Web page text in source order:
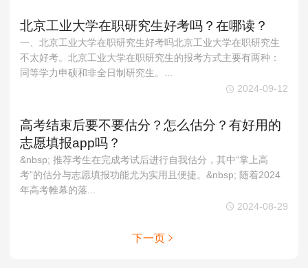
北京工业大学在职研究生好考吗？在哪读？
一、北京工业大学在职研究生好考吗北京工业大学在职研究生
不太好考。北京工业大学在职研究生的报考方式主要有两种：‌
同等学力申硕和非全日制研究生。...
2024-09-12
高考结束后要不要估分？怎么估分？有好用的
志愿填报app吗？
&nbsp; 推荐考生在完成考试后进行自我估分，其中“掌上高
考”的估分与志愿填报功能尤为实用且便捷。&nbsp; 随着2024
年高考帷幕的落...
2024-08-29
下一页